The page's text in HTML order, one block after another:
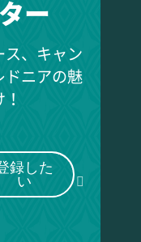
ー
ス、キャン
ドニアの魅
録した
い